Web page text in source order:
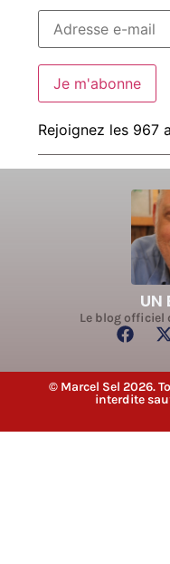
Je m'abonne
Rejoignez les 967
UN
Le blog officiel
© Marcel Sel 2026.
interdite